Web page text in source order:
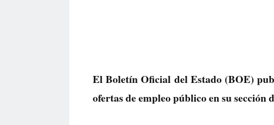
El Boletín Oficial del Estado (BOE)
ofertas de empleo públicoen su sección